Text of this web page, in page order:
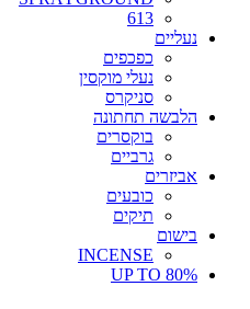
613
נעליים
כפכפים
נעלי מוקסין
סניקרס
הלבשה תחתונה
בוקסרים
גרביים
אביזרים
כובעים
תיקים
בישום
INCENSE
UP TO 80%